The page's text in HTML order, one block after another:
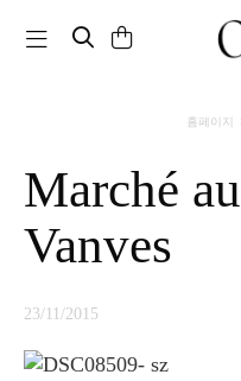
Toggle navigation
홈페이지
Marché aux Puces de
Vanves
23/11/2015